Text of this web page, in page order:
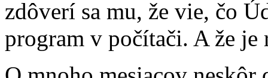
zdôverí sa mu, že vie, čo
program v počítači. A že je